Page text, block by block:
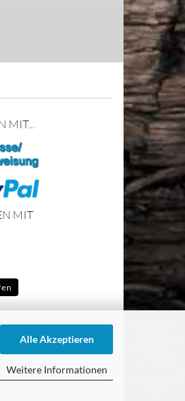
Alle Akzeptieren
Weitere Informationen
MIT...
MIT